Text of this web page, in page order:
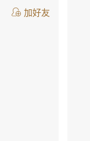
加好友